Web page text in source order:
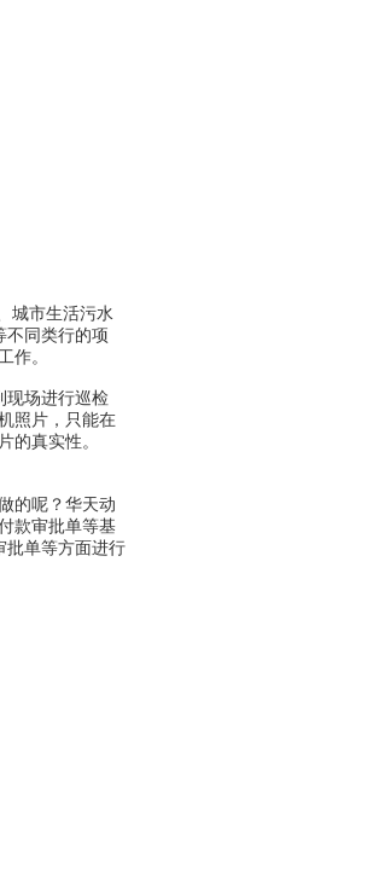
城市生活污水
不同类行的项
作。
场进行巡检
照片，只能在
的真实性。
的呢？华天动
款审批单等基
批单等方面进行